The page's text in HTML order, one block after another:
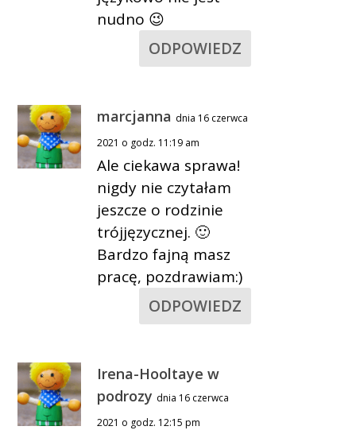
nudno 😉
ODPOWIEDZ
marcjanna dnia 16 czerwca
2021 o godz. 11:19 am
Ale ciekawa sprawa!
nigdy nie czytałam
jeszcze o rodzinie
trójjęzycznej. 🙂
Bardzo fajną masz
pracę, pozdrawiam:)
ODPOWIEDZ
Irena-Hooltaye w
podrozy dnia 16 czerwca
2021 o godz. 12:15 pm